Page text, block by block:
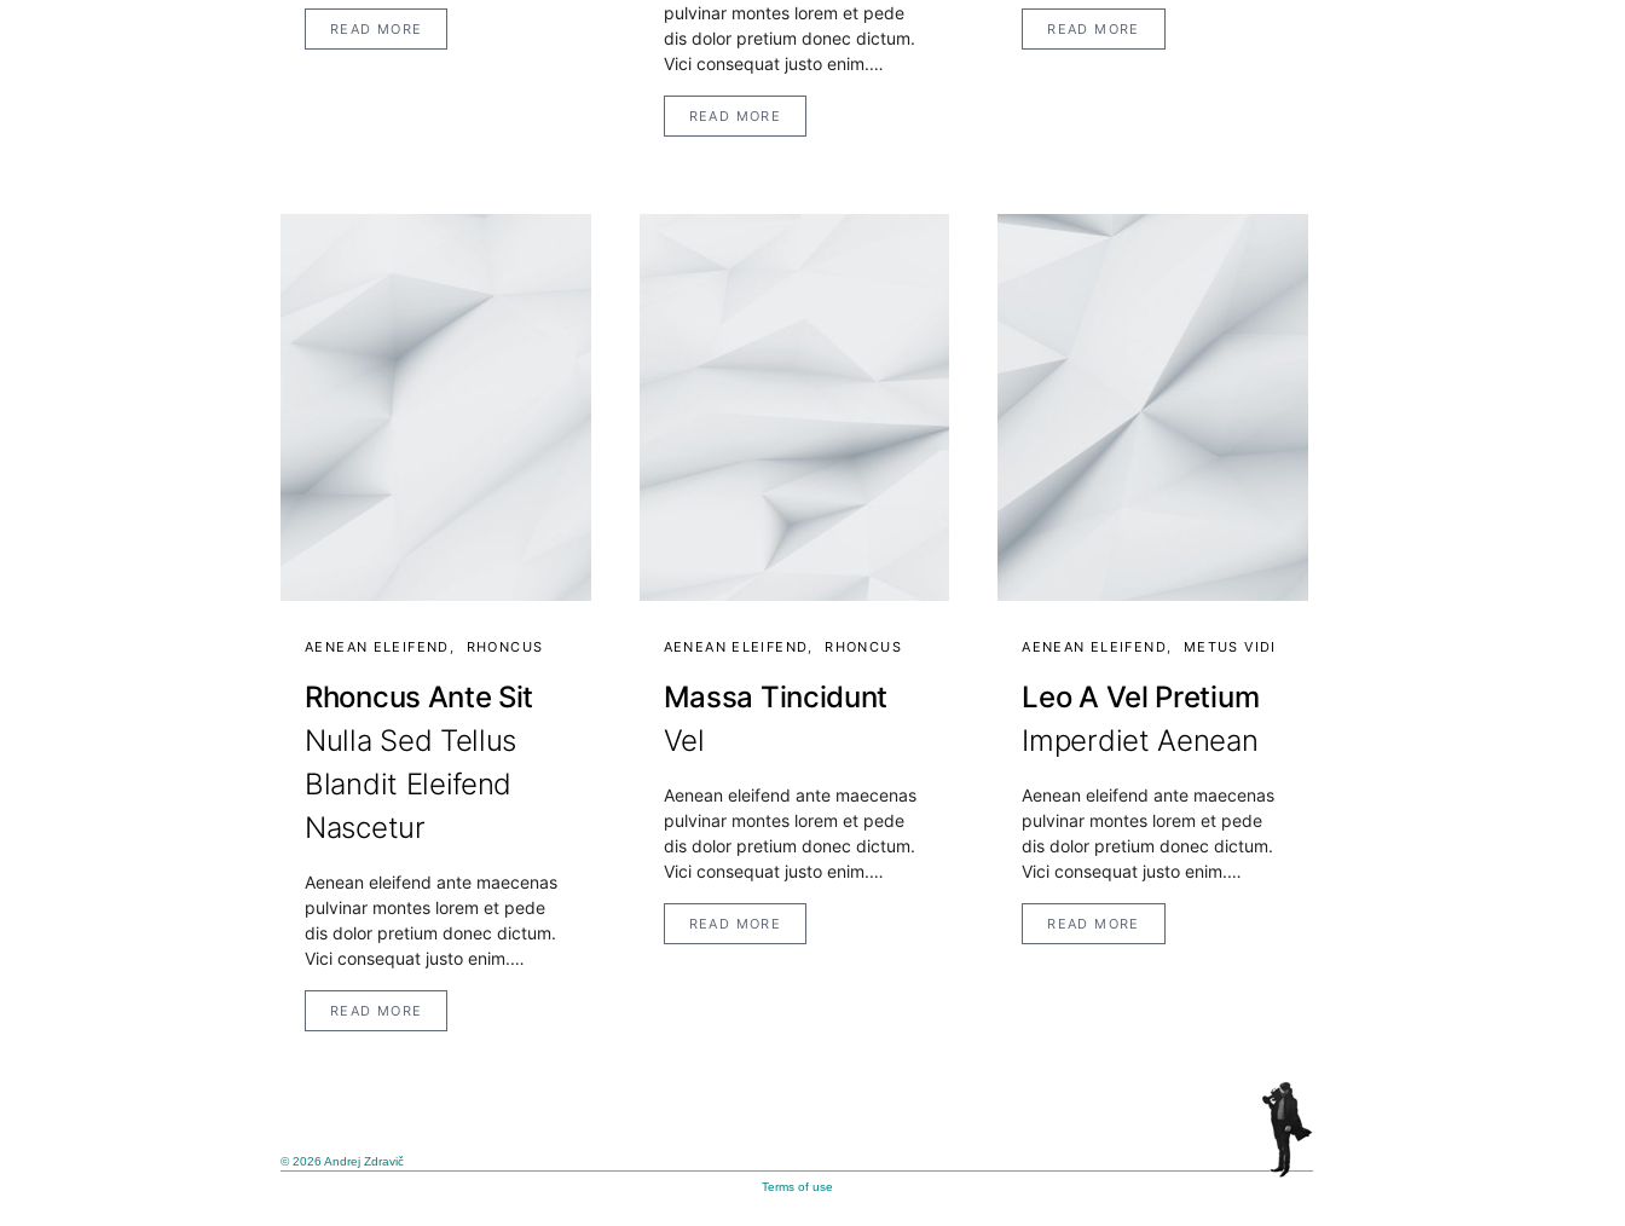
READ MORE
pulvinar montes lorem et pede
dis dolor pretium donec dictum.
Vici consequat justo enim.…
READ MORE
READ MORE
AENEAN ELEIFEND RHONCUS
Rhoncus Ante Sit
Nulla Sed Tellus
Blandit Eleifend
Nascetur
Aenean eleifend ante maecenas
pulvinar montes lorem et pede
dis dolor pretium donec dictum.
Vici consequat justo enim.…
READ MORE
AENEAN ELEIFEND RHONCUS
Massa Tincidunt
Vel
Aenean eleifend ante maecenas
pulvinar montes lorem et pede
dis dolor pretium donec dictum.
Vici consequat justo enim.…
READ MORE
AENEAN ELEIFEND METUS VIDI
Leo A Vel Pretium
Imperdiet Aenean
Aenean eleifend ante maecenas
pulvinar montes lorem et pede
dis dolor pretium donec dictum.
Vici consequat justo enim.…
READ MORE
© 2026 Andrej Zdravič
Terms of use